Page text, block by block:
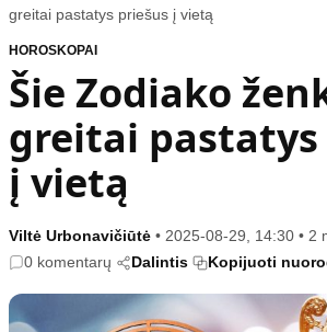
Turinys
Naujausi straipsniai
Gyvenimas
Įdomybės
Mada
Mokslas
Kulinarija
Gyvenimo
Populiaru
greitai pastatys priešus į vietą
HOROSKOPAI
Šie Zodiako
greitai pastatys
į vietą
Viltė Urbonavičiūtė • 2025-08-29, 14:30 • 2
0 komentarų
Dalintis Kopijuoti